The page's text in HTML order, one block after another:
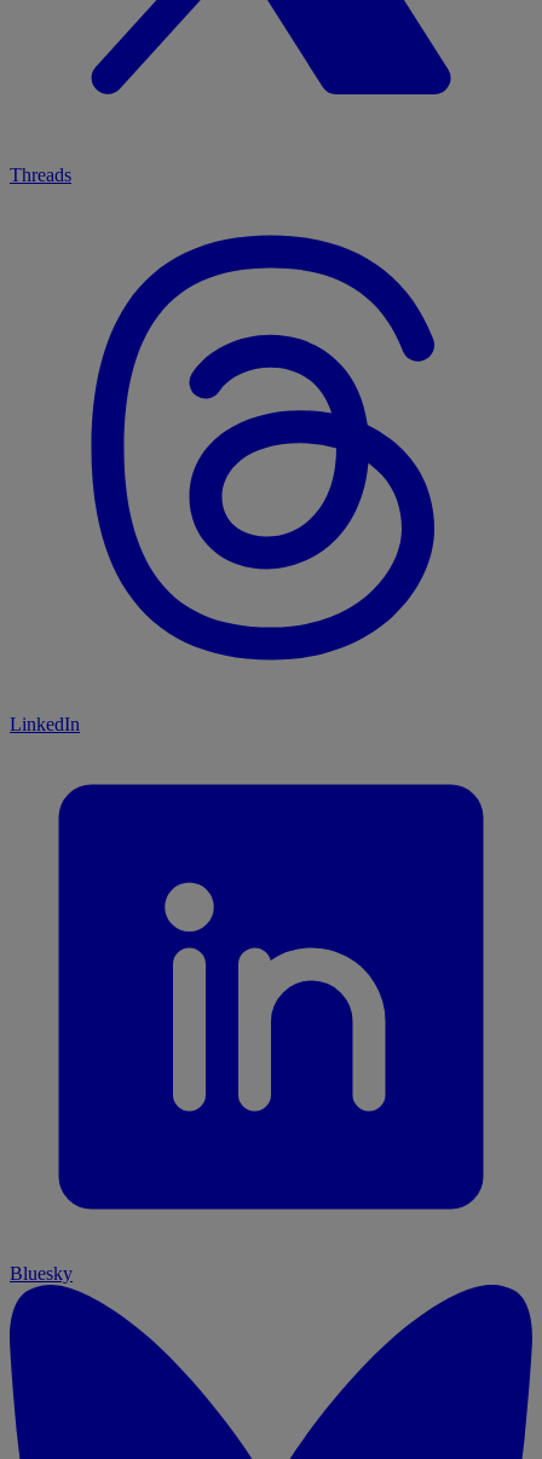
Threads
LinkedIn
Bluesky